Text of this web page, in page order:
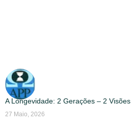
A Longevidade: 2 Gerações – 2 Visões
27 Maio, 2026